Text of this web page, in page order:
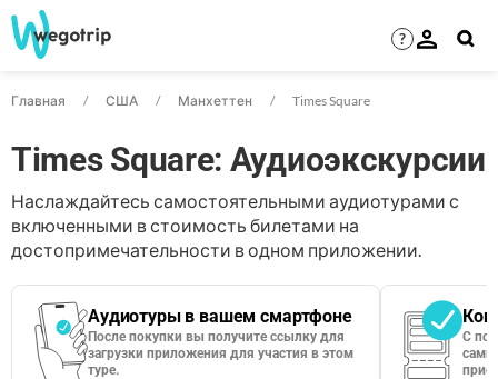
?
Главная США Манхеттен Times Square
Times Square: Аудиоэкскурсии
Наслаждайтесь самостоятельными аудиотурами с
включенными в стоимость билетами на
достопримечательности в одном приложении.
Аудиотуры в вашем смартфоне
После покупки вы получите ссылку для
загрузки приложения для участия в этом
туре.
С
сами